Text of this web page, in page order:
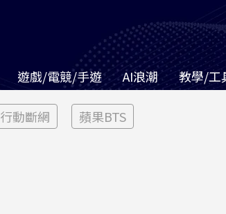
遊戲/電競/手遊 AI浪潮 教學/工
行動斷網 蘋果BTS